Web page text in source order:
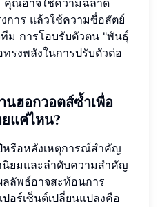
คุณอาจใช้ความฉลาด
การ แล้วใช้ความซื่อสัตย์
ม การโอบรับตัวตน "พันธุ์
รงพลังในการปรับตัวต่อ
ฮอกวอตส์ซ้ำเพื่อ
แค่ไหน?
รือหลังเหตุการณ์สำคัญ
ยมและลำดับความสำคัญ
ลลัพธ์อาจสะท้อนการ
อร์เซ็นต์เปลี่ยนแปลงคือ